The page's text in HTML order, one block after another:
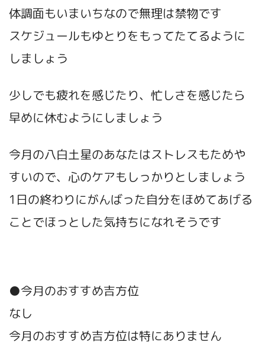
体調面もいまいちなので無理は禁物です
スケジュールもゆとりをもってたてるように
しましょう
少しでも疲れを感じたり、忙しさを感じたら
早めに休むようにしましょう
今月の八白土星のあなたはストレスもためや
すいので、心のケアもしっかりとしましょう
1日の終わりにがんばった自分をほめてあげる
ことでほっとした気持ちになれそうです
●今月のおすすめ吉方位
なし
今月のおすすめ吉方位は特にありません